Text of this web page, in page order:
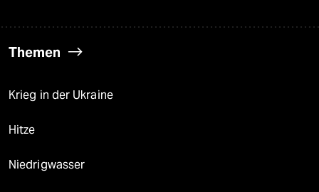
Themen
Krieg in der Ukraine
Hitze
Niedrigwasser